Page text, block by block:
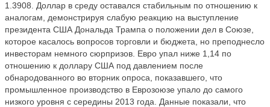
1.3908. Доллар в среду оставался стабильным по отношению к
аналогам, демонстрируя слабую реакцию на выступление
президента США Дональда Трампа о положении дел в Союзе,
которое касалось вопросов торговли и бюджета, но преподнесло
инвесторам немного сюрпризов. Евро упал ниже 1,14 по
отношению к доллару США под давлением после
обнародованного во вторник опроса, показавшего, что
промышленное производство в Еврозоюзе упало до самого
низкого уровня с середины 2013 года. Данные показали, что